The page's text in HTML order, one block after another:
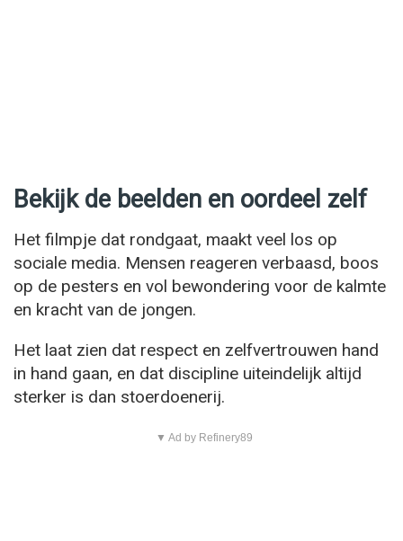
Bekijk de beelden en oordeel zelf
Het filmpje dat rondgaat, maakt veel los op
sociale media. Mensen reageren verbaasd, boos
op de pesters en vol bewondering voor de kalmte
en kracht van de jongen.
Het laat zien dat respect en zelfvertrouwen hand
in hand gaan, en dat discipline uiteindelijk altijd
sterker is dan stoerdoenerij.
▼ Ad by Refinery89